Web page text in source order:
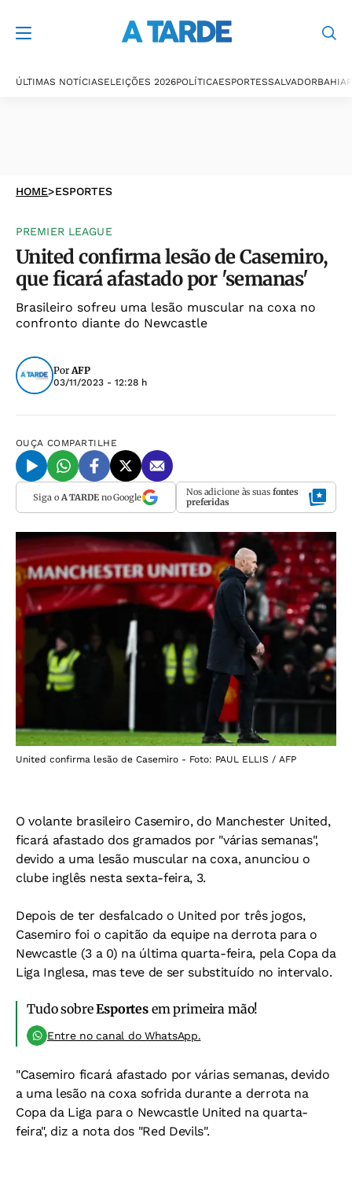
ÚLTIMAS NOTÍCIASELEIÇÕES 2026POLÍTICAESPORTESSALVADORBAHIA
HOME>ESPORTES
PREMIER LEAGUE
United confirma lesão de Casemiro,
que ficará afastado por 'semanas'
Brasileiro sofreu uma lesão muscular na coxa no
confronto diante do Newcastle
PorAFP
03/11/2023 - 12:28 h
OUÇA COMPARTILHE
Siga o A TARDEno Google Nos adicione às suas fontes
preferidas
United confirma lesão de Casemiro - Foto: PAUL ELLIS / AFP
O volante brasileiro Casemiro, do Manchester United,
ficará afastado dos gramados por "várias semanas",
devido a uma lesão muscular na coxa, anunciou o
clube inglês nesta sexta-feira, 3.
Depois de ter desfalcado o United por três jogos,
Casemiro foi o capitão da equipe na derrota para o
Newcastle (3 a 0) na última quarta-feira, pela Copa da
Liga Inglesa, mas teve de ser substituído no intervalo.
Tudo sobreEsportesem primeira mão!
Entre no canal do WhatsApp.
"Casemiro ficará afastado por várias semanas, devido
a uma lesão na coxa sofrida durante a derrota na
Copa da Liga para o Newcastle United na quarta-
feira", diz a nota dos "Red Devils".